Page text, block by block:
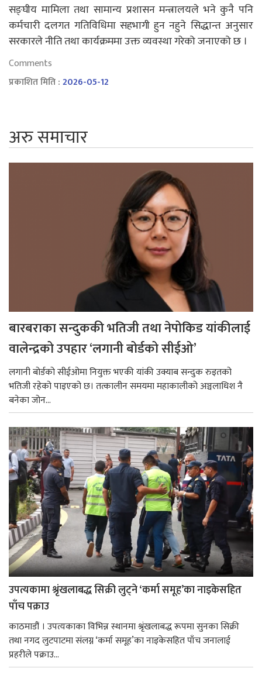
सङ्घीय मामिला तथा सामान्य प्रशासन मन्त्रालयले भने कुनै पनि
कर्मचारी दलगत गतिविधिमा सहभागी हुन नहुने सिद्धान्त अनुसार
सरकारले नीति तथा कार्यक्रममा उक्त व्यवस्था गरेको जनाएको छ ।
Comments
प्रकाशित मिति :2026-05-12
अरु समाचार
बारबराका सन्दुककी भतिजी तथा नेपोकिड यांकीलाई
वालेन्द्रको उपहार ‘लगानी बोर्डको सीईओ’
लगानी बोर्डको सीईओमा नियुक्त भएकी यांकी उक्याब सन्दुक रुइतको
भतिजी रहेको पाइएको छ। तत्कालीन समयमा महाकालीको अञ्चलाधिश नै
बनेका जोन...
उपत्यकामा श्रृंखलाबद्ध सिक्री लुट्ने ‘कर्मा समूह’का नाइकेसहित
पाँच पक्राउ
काठमाडौं । उपत्यकाका विभिन्न स्थानमा श्रृंखलाबद्ध रूपमा सुनका सिक्री
तथा नगद लुटपाटमा संलग्न ‘कर्मा समूह’का नाइकेसहित पाँच जनालाई
प्रहरीले पक्राउ...